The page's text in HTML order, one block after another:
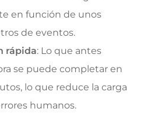
en función de unos
de eventos.
rápida: Lo que antes
se puede completar en
lo que reduce la carga
humanos.